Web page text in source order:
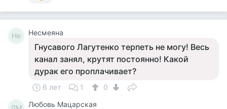
Не Несмеяна
Гнусавого Лагутенко терпеть не могу! Весь
канал занял, крутят постоянно! Какой
дурак его проплачивает?
6 лет 1 0
Любовь Мацарская